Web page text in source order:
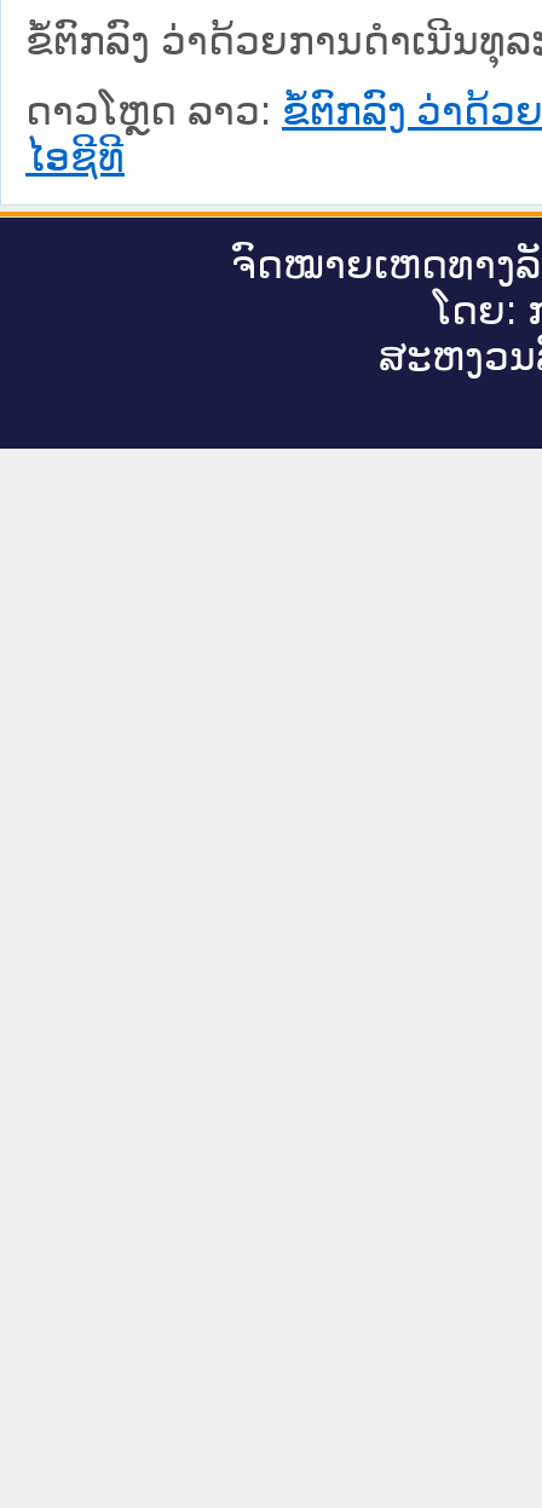
ຂໍ້ຕົກລົງ ວ່າດ້ວຍການດຳເນີນທຸ
ດາວໂຫຼດ ລາວ: ຂໍ້ຕົກລົງ ວ່າດ້ວ
ໄອຊີທີ
ຈົດ​ໝາຍ​ເຫດ​ທາງ​
ໂດຍ:
ສະ​ຫງວນ​